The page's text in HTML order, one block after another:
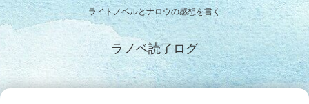
ライトノベルとナロウの感想を書く
ラノベ読了ログ